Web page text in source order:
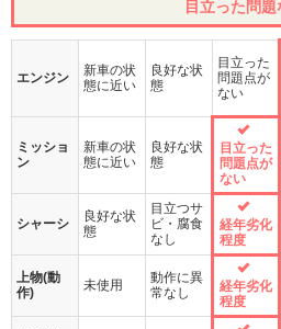
目立った問題
エンジン
新車の状
態に近い
良好な状
態
目立った
問題点が
ない
ミッショ
ン
新車の状
態に近い
良好な状
態
目立った
問題点が
ない
シャーシ
良好な状
態
目立つサ
ビ・腐食
なし
経年劣化
程度
上物(動
作)
未使用
動作に異
常なし
経年劣化
程度